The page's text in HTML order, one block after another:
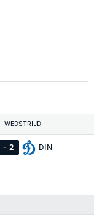
WEDSTRIJD
- 2 DIN